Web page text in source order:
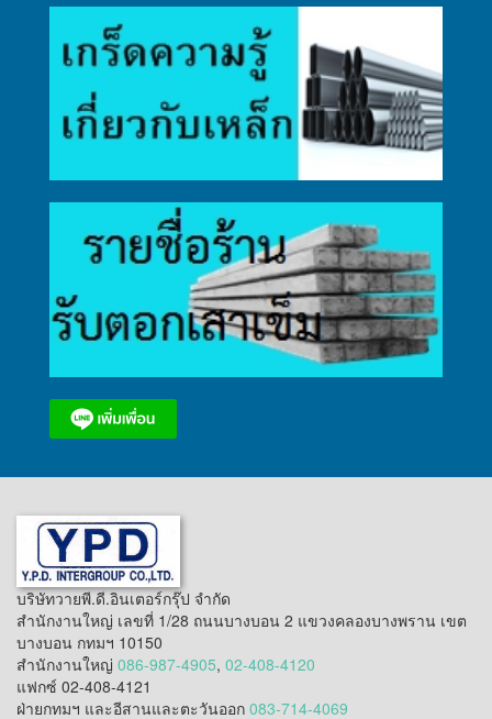
บริษัทวายพี.ดี.อินเตอร์กรุ๊ป จำกัด
สำนักงานใหญ่ เลขที่ 1/28 ถนนบางบอน 2 แขวงคลองบางพราน เขต
บางบอน กทมฯ 10150
สำนักงานใหญ่ 086-987-4905, 02-408-4120
แฟกซ์ 02-408-4121
ฝ่ายกทมฯ และอีสานและตะวันออก 083-714-4069